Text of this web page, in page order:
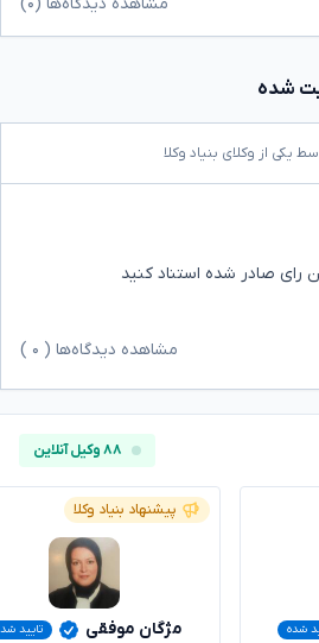
یکی از وکلای بنیاد وکلا
رای صادر شده استناد کنید
مشاهده دیدگاه‌ها ( ۰
۸۸ وکیل آنلاین
شده
پیشنهاد بنیاد وکلا
مژگان موفقی
تایید